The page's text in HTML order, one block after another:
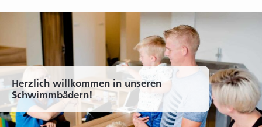
Herzlich willkommen in unseren
Schwimmbädern!